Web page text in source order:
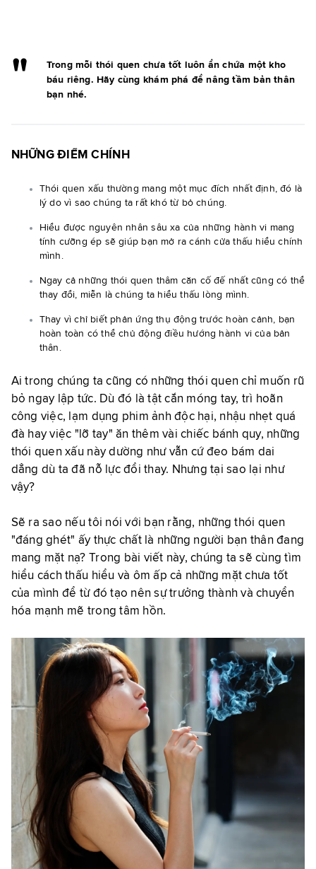
Trong mỗi thói quen chưa tốt luôn ẩn chứa một kho
báu riêng. Hãy cùng khám phá để nâng tầm bản thân
bạn nhé.
NHỮNG ĐIỂM CHÍNH
Thói quen xấu thường mang một mục đích nhất định, đó là
lý do vì sao chúng ta rất khó từ bỏ chúng.
Hiểu được nguyên nhân sâu xa của những hành vi mang
tính cưỡng ép sẽ giúp bạn mở ra cánh cửa thấu hiểu chính
mình.
Ngay cả những thói quen thâm căn cố đế nhất cũng có thể
thay đổi, miễn là chúng ta hiểu thấu lòng mình.
Thay vì chỉ biết phản ứng thụ động trước hoàn cảnh, bạn
hoàn toàn có thể chủ động điều hướng hành vi của bản
thân.
Ai trong chúng ta cũng có những thói quen chỉ muốn rũ
bỏ ngay lập tức. Dù đó là tật cắn móng tay, trì hoãn
công việc, lạm dụng phim ảnh độc hại, nhậu nhẹt quá
đà hay việc "lỡ tay" ăn thêm vài chiếc bánh quy, những
thói quen xấu này dường như vẫn cứ đeo bám dai
dẳng dù ta đã nỗ lực đổi thay. Nhưng tại sao lại như
vậy?
Sẽ ra sao nếu tôi nói với bạn rằng, những thói quen
"đáng ghét" ấy thực chất là những người bạn thân đang
mang mặt nạ? Trong bài viết này, chúng ta sẽ cùng tìm
hiểu cách thấu hiểu và ôm ấp cả những mặt chưa tốt
của mình để từ đó tạo nên sự trưởng thành và chuyển
hóa mạnh mẽ trong tâm hồn.